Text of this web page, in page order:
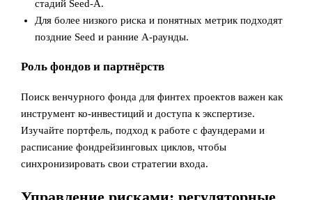
стадий Seed-A.
Для более низкого риска и понятных метрик подходят
поздние Seed и ранние A‑раунды.
Роль фондов и партнёрств
Поиск венчурного фонда для финтех проектов важен как
инструмент ко‑инвестиций и доступа к экспертизе.
Изучайте портфель, подход к работе с фаундерами и
расписание фондрейзинговых циклов, чтобы
синхронизировать свои стратегии входа.